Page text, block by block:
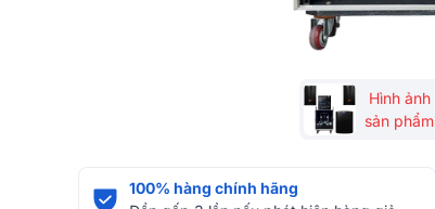
Hình ảnh
sản phẩm
100% hàng chính hãng